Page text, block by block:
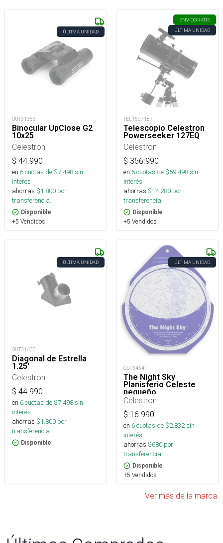
ÚLTIMA UNIDAD
OUT31353
Binocular UpClose G2
10x25
Celestron
$ 44.990
en 6cuotas de $7.498sin
interés
ahorras $1.800 por
transferencia.
Disponible
+5 Vendidos
ENVÍOGRATIS
ÚLTIMA UNIDAD
TEL1507187
Telescopio Celestron
Powerseeker 127EQ
Celestron
$ 356.990
en 6cuotas de $59.498sin
interés
ahorras $14.280 por
transferencia.
Disponible
+5 Vendidos
ÚLTIMA UNIDAD
OUT31430
Diagonal de Estrella
1.25'
Celestron
$ 44.990
en 6cuotas de $7.498sin
interés
ahorras $1.800 por
transferencia.
Disponible
ÚLTIMA UNIDAD
OUT34541
The Night Sky
Planisferio Celeste
pequeño
Celestron
$ 16.990
en 6cuotas de $2.832sin
interés
ahorras $680 por
transferencia.
Disponible
+5 Vendidos
Ver más de la marca